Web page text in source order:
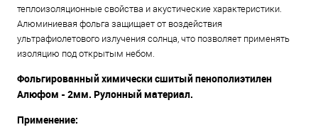
теплоизоляционные свойства и акустические характеристики.
Алюминиевая фольга защищает от воздействия
ультрафиолетового излучения солнца, что позволяет применять
изоляцию под открытым небом.
Фольгированный химически сшитый пенополиэтилен
Алюфом - 2мм. Рулонный материал.
Применение: